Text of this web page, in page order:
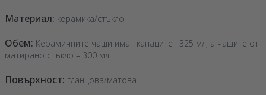
Материал: керамика/стъкло
Обем: Керамичните чаши имат капацитет 325 мл, а чашите от
матирано стъкло – 300 мл.
Повърхност: гланцова/матова